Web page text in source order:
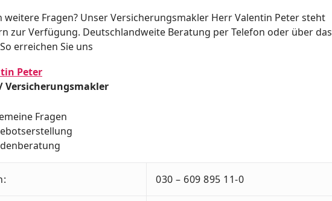
weitere Fragen? Unser Versicherungsmakler Herr Valentin Peter steht
zur Verfügung. Deutschlandweite Beratung per Telefon oder über das
erreichen Sie uns
Peter
Versicherungsmakler
Fragen
030 – 609 895 11-0